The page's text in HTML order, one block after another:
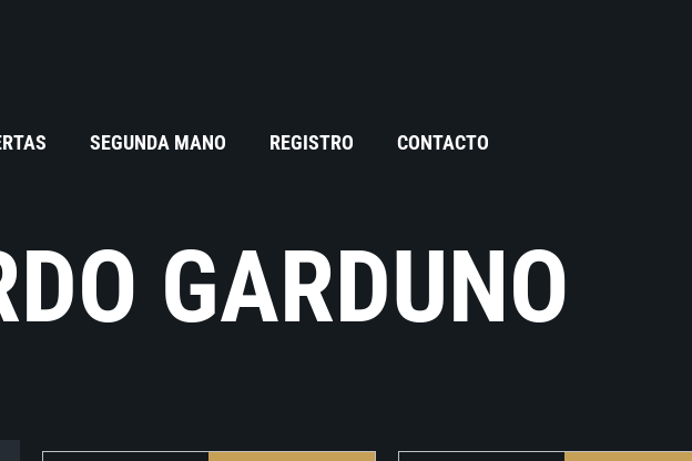
SEGUNDA MANO REGISTRO CONTACTO
GARDUNO